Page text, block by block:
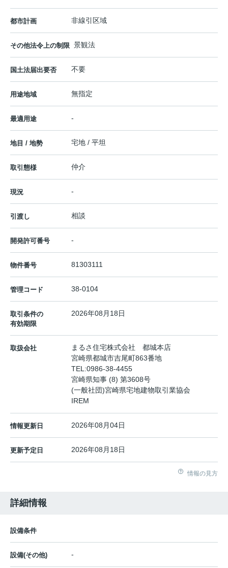
都市計画 非線引区域
その他法令上の制限 景観法
国土法届出要否 不要
用途地域 無指定
最適用途 -
地目 / 地勢 宅地 / 平坦
取引態様 仲介
現況 -
引渡し 相談
開発許可番号 -
物件番号 81303111
管理コード 38-0104
取引条件の
有効期限
2026年08月18日
取扱会社
まるさ住宅株式会社 都城本店
宮崎県都城市吉尾町863番地
TEL:0986-38-4455
宮崎県知事 (8) 第3608号
(一般社団)宮崎県宅地建物取引業協会
IREM
情報更新日 2026年08月04日
更新予定日 2026年08月18日
情報の見方
詳細情報
設備条件
設備(その他) -